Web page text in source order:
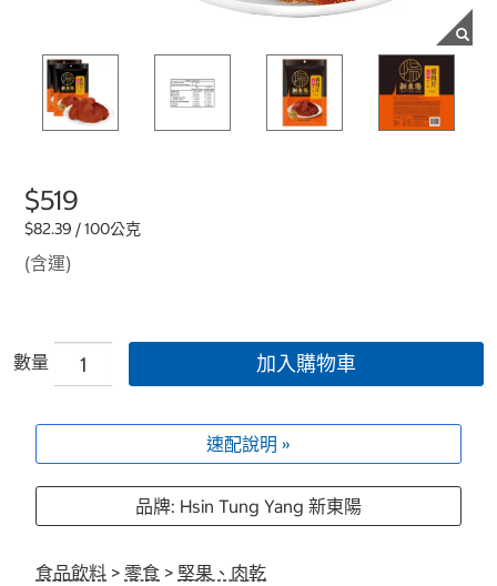
$519
$82.39 / 100公克
(含運)
數量 加入購物車
速配說明 »
品牌: Hsin Tung Yang 新東陽
食品飲料 > 零食 > 堅果、肉乾